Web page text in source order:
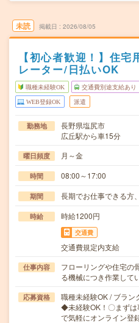
未読 掲載日 2026/08/05
【初心者歓迎！】住
レーター/日払いOK
職種未経験OK 交通費別途支給あり
WEB登録OK 派遣
勤務地
長野県塩尻市
広丘駅から車15分
曜日頻度 月～金
時間 08:00～17:00
期間 長期でお仕事できる方
時給 時給1200円
交通費
交通費規定内支給
仕事内容
フローリングや住宅の
る機械につき作業して
応募資格
職種未経験OK / ブラン
◆未経験OK！〇まずは
で気軽にオンライン